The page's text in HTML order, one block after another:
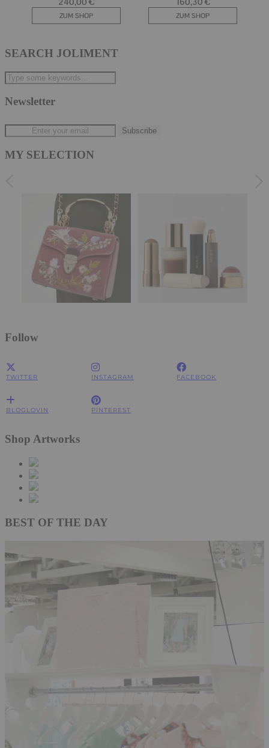
SEARCH JOLIMENT
Newsletter
MY SELECTION
Follow
TWITTER INSTAGRAM FACEBOOK
BLOGLOVIN PINTEREST
Shop Artworks
BEST OF THE DAY